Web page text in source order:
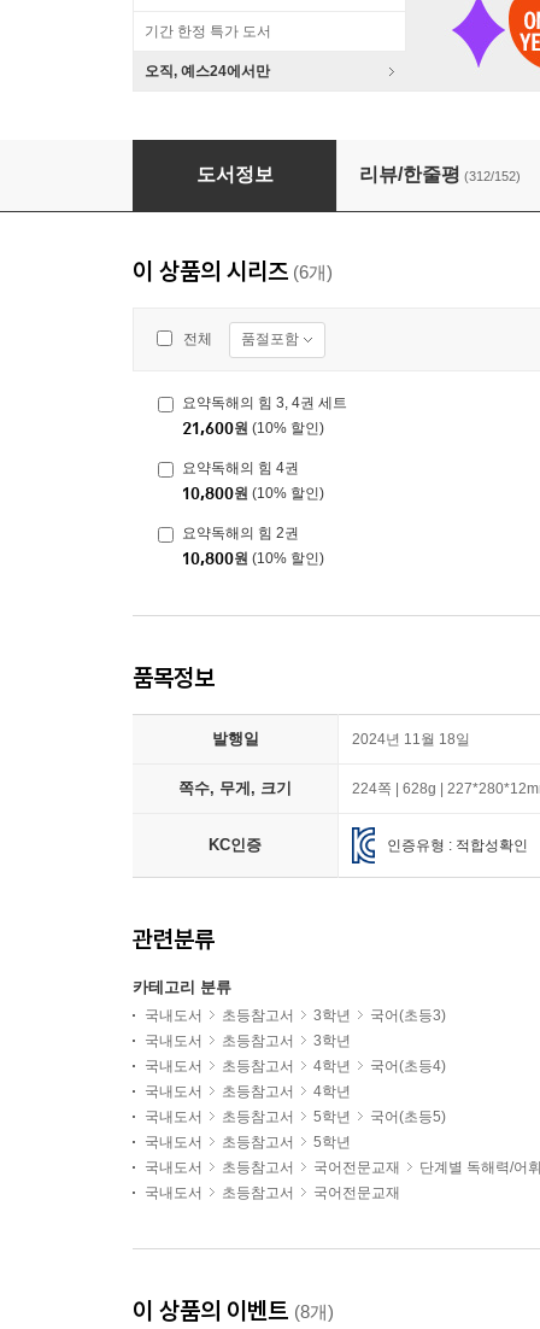
기간 한정 특가 도서
오직, 예스24에서만
요약독해의 힘 1, 2권 세트
도서정보 리뷰/한줄평 (312/152)
이 상품의 시리즈 (6개)
전체 품절포함
요약독해의 힘 3, 4권 세트
21,600원 (10% 할인)
요약독해의 힘 4권
10,800원 (10% 할인)
요약독해의 힘 2권
10,800원 (10% 할인)
품목정보
발행일 2024년 11월 18일
쪽수, 무게, 크기 224쪽 | 628g |
KC인증 인증유형 : 적합성확인
관련분류
카테고리 분류
국내도서 초등참고서 3학년
국어(초등3)
국내도서
초등참고서
3학년
국내도서
초등참고서 4학년
국어(초등4)
국내도서
초등참고서
4학년
국내도서
초등참고서 5학년
국어(초등5)
국내도서
초등참고서
5학년
국내도서
초등참고서 국어전문교재
단계별 독해력/어
국내도서
초등참고서 국어전문교재
이 상품의 이벤트 (8개)